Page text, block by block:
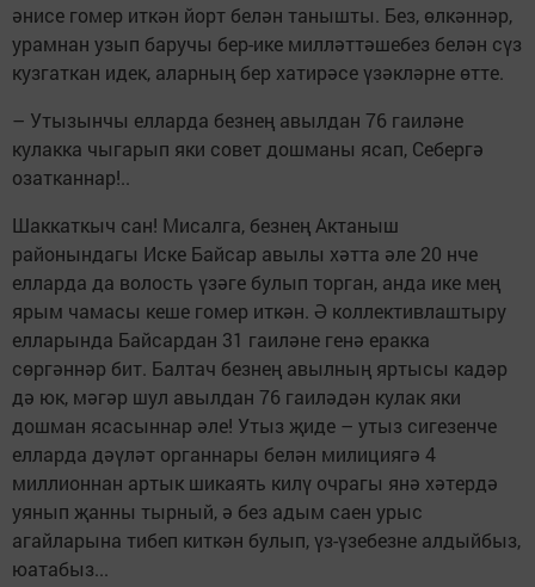
әнисе гомер иткән йорт белән танышты. Без, өлкәннәр,
урамнан узып баручы бер-ике милләттәшебез белән сүз
кузгаткан идек, аларның бер хатирәсе үзәкләрне өтте.
– Утызынчы елларда безнең авылдан 76 гаиләне
кулакка чыгарып яки совет дошманы ясап, Себергә
озатканнар!..
Шаккаткыч сан! Мисалга, без­нең Актаныш
районындагы Иске Байсар авылы хәтта әле 20 нче
елларда да волость үзәге булып торган, анда ике мең
ярым чамасы кеше гомер иткән. Ә коллективлаштыру
елларында Байсардан 31 гаиләне генә еракка
сөргәннәр бит. Балтач безнең авылның яртысы кадәр
дә юк, мәгәр шул авылдан 76 гаиләдән кулак яки
дошман ясасыннар әле! Утыз җиде – утыз сигезенче
елларда дәүләт органнары белән милициягә 4
миллионнан артык шикаять килү очрагы янә хәтердә
уянып җанны тырный, ә без адым саен урыс
агайларына тибеп киткән булып, үз-үзебезне алдыйбыз,
юатабыз...